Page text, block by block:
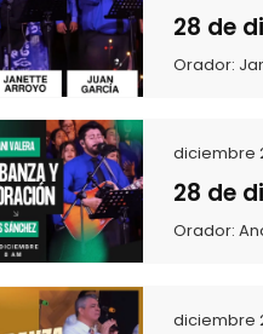
28 de
Orador:
diciembre
28 de
Orador:
diciembre